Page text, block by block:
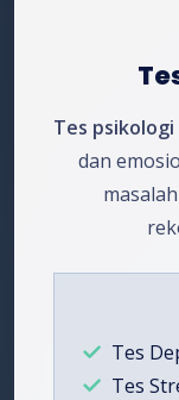
Tes psikologi
dan
Tes
Tes